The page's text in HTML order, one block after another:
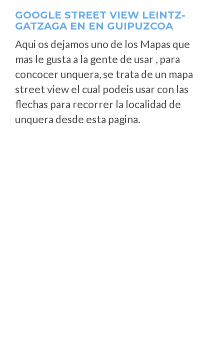
GOOGLE STREET VIEW LEINTZ-
GATZAGA EN EN GUIPUZCOA
Aqui os dejamos uno de los Mapas que
mas le gusta a la gente de usar , para
concocer unquera, se trata de un mapa
street view el cual podeis usar con las
flechas para recorrer la localidad de
unquera desde esta pagina.